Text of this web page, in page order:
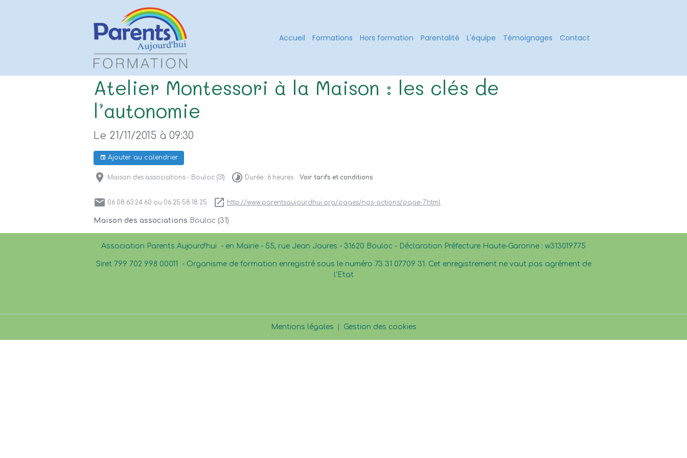
Accueil Formations Hors formation Parentalité L'équipe Témoignages Contact
Atelier Montessori à la Maison : les clés de
l’autonomie
Le 21/11/2015 à 09:30
Ajouter au calendrier
Maison des associations - Bouloc (31) Durée : 6 heures Voir tarifs et conditions
06 08 63 24 60 ou 06 25 58 18 25 http://www.parentsaujourdhui.org/pages/nos-actions/page-7.html
Maison des associations Bouloc (31)
Association Parents Aujourd'hui - en Mairie - 55, rue Jean Jaures - 31620 Bouloc - Déclaration Préfecture Haute-Garonne : w313019775
Siret 799 702 998 00011 - Organisme de formation enregistré sous le numéro 73 31 07709 31. Cet enregistrement ne vaut pas agrément de
l'Etat
Mentions légales Gestion des cookies